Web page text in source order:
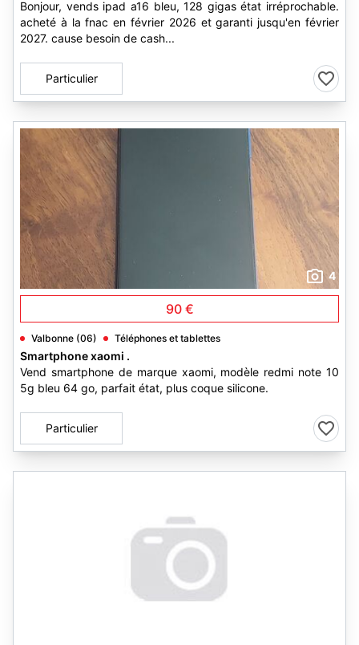
Bonjour, vends ipad a16 bleu, 128 gigas état irréprochable.
acheté à la fnac en février 2026 et garanti jusqu'en février
2027. cause besoin de cash...
Particulier
4
90 €
Valbonne (06) Téléphones et tablettes
Smartphone xaomi .
Vend smartphone de marque xaomi, modèle redmi note 10
5g bleu 64 go, parfait état, plus coque silicone.
Particulier